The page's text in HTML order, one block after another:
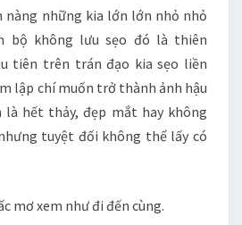
nàng những kia lớn lớn nhỏ nhỏ
bộ không lưu sẹo đó là thiên
tiên trên trán đạo kia sẹo liền
lập chí muốn trở thành ảnh hậu
là hết thảy, đẹp mắt hay không
tuyệt đối không thể lấy có
mơ xem như đi đến cùng.